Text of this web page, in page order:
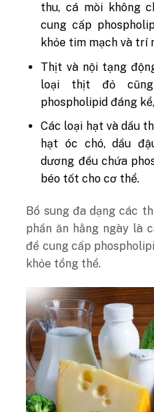
thu, cá mòi không
cung cấp
khỏe tim mạch và trí
Thịt và nội tạng
loại thịt đỏ
phospholipid đáng
Các loại hạt và dầu
hạt óc chó, dầu
dương đều chứa
béo tốt cho cơ thể.
Bổ sung đa dạng các
phần ăn hằng ngày là
để cung cấp
khỏe tổng thể.